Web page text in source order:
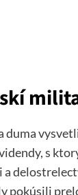
duma
s
a
pokúsili